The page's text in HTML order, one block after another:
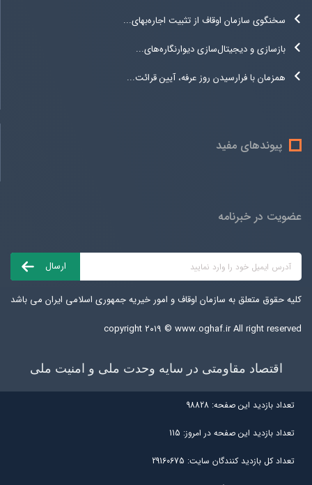
سخنگوی سازمان اوقاف از تثبیت اجاره‌بهای...
بازسازی و دیجیتال‌سازی دیوارنگاره‌های...
همزمان با فرارسیدن روز عرفه، آیین قرائت...
پیوندهای مفید
عضویت در خبرنامه
کلیه حقوق متعلق به سازمان اوقاف و امور خیریه جمهوری اسلامی ایران می باشد
copyright ۲۰۱۹ © www.oghaf.irAll right reserved
اقتصاد مقاومتی در سایه وحدت ملی و امنیت ملی
تعداد بازديد اين صفحه: 98828
تعداد بازديد اين صفحه در امروز: 115
تعداد کل بازديد کنندگان سايت: 29160675